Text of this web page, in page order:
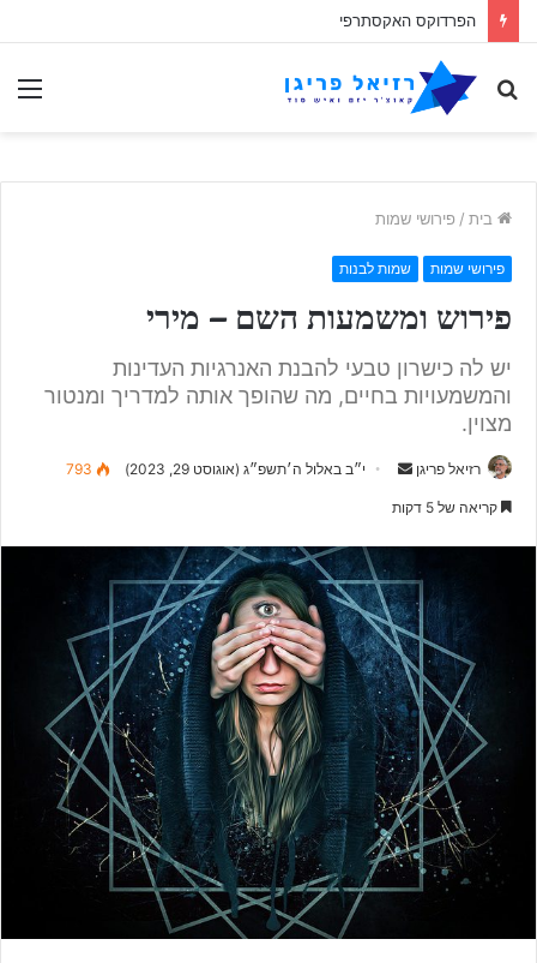
הפרדוקס האקסתרפי
לחפש
בית / פירושי שמות
פירושי שמות שמות לבנות
פירוש ומשמעות השם – מירי
יש לה כישרון טבעי להבנת האנרגיות העדינות
והמשמעויות בחיים, מה שהופך אותה למדריך ומנטור
מצוין.
רזיאל פריגן
Send י״ב באלול ה׳תשפ״ג (אוגוסט 29, 2023) 793
קריאה של 5 דקות